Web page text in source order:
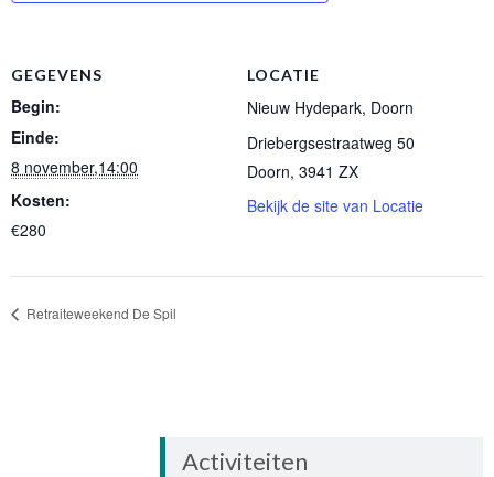
GEGEVENS
Begin:
Einde:
8 november,14:00
Kosten:
€280
LOCATIE
Nieuw Hydepark, Doorn
Driebergsestraatweg 50
Doorn, 3941 ZX
Bekijk de site van Locatie
Retraiteweekend De Spil
Activiteiten